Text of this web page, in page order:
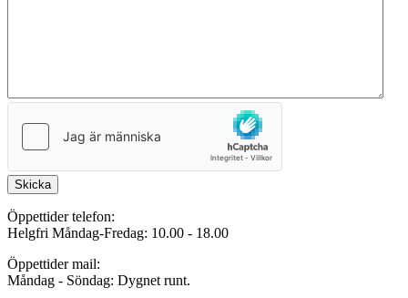
Skicka
Öppettider telefon:
Helgfri Måndag-Fredag: 10.00 - 18.00
Öppettider mail:
Måndag - Söndag: Dygnet runt.